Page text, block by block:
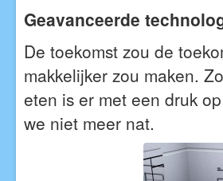
Geavanceerde
De toekomst zou de
makkelijker zou maken.
eten is er met een druk
we niet meer nat.